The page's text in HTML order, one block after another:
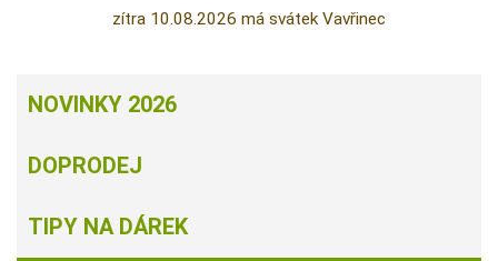
zítra 10.08.2026 má svátek Vavřinec
NOVINKY 2026
DOPRODEJ
TIPY NA DÁREK